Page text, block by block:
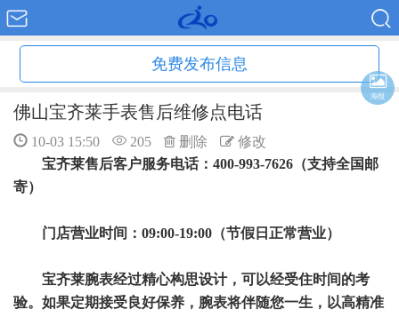
免费发布信息
佛山宝齐莱手表售后维修点电话
10-03 15:50 205 删除
修改
宝齐莱售后客户服务电话：400-993-7626（支持全国邮
寄）
门店营业时间：09:00-19:00（节假日正常营业）
宝齐莱腕表经过精心构思设计，可以经受住时间的考
验。如果定期接受良好保养，腕表将伴随您一生，以高精准
海报